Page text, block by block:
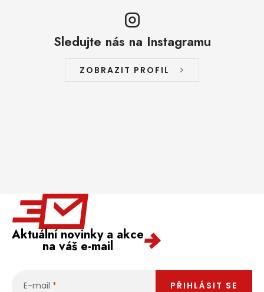
Váš zákaznický účet
PODPORA
Sledujte nás na Instagramu
ZOBRAZIT PROFIL
Aktuální novinky a akce
na váš e-mail
E-mail PŘIHLÁSIT SE